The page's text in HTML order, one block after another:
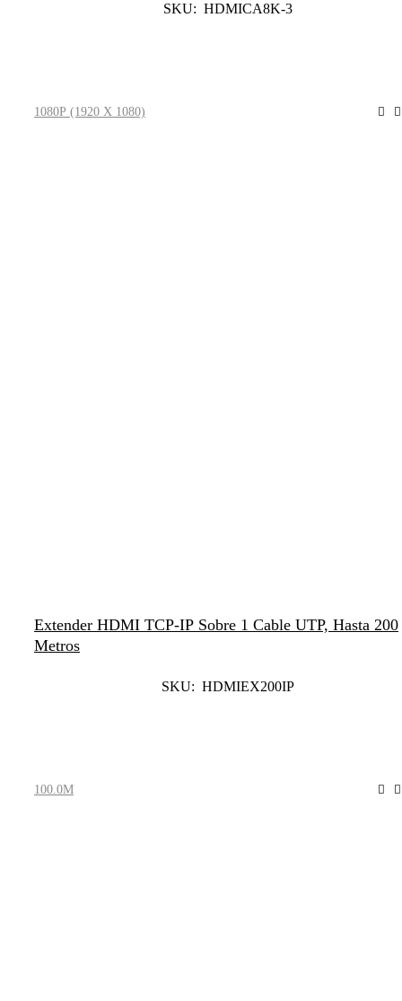
SKU: HDMICA8K-3
1080P (1920 X 1080)
Extender HDMI TCP-IP Sobre 1 Cable UTP, Hasta 200
Metros
SKU: HDMIEX200IP
100.0M